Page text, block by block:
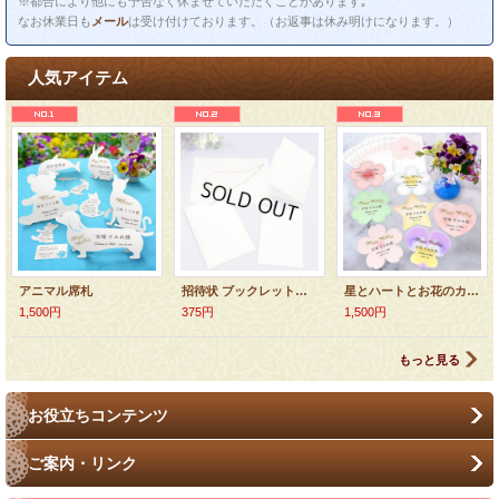
なお休業日も メールは受け付けております。（お返事は休み明けになります。）
人気アイテム
アニマル席札
1,500円
招待状 ブックレットセット（白無地）
375円
星とハートとお花のカード
1,500円
もっと見る
お役立ちコンテンツ
ご案内・リンク